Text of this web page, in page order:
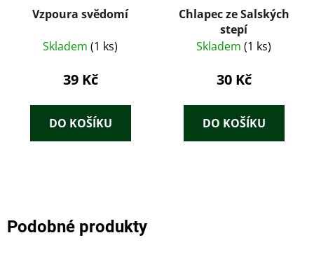
Vzpoura svědomí
Skladem (1 ks)
39 Kč
DO KOŠÍKU
Chlapec ze Salských
stepí
Skladem (1 ks)
30 Kč
DO KOŠÍKU
Podobné produkty